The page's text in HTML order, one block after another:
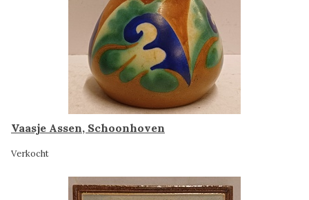
Vaasje Assen, Schoonhoven
Verkocht